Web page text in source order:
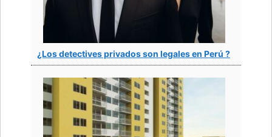
¿Los detectives privados son legales en Perú ?